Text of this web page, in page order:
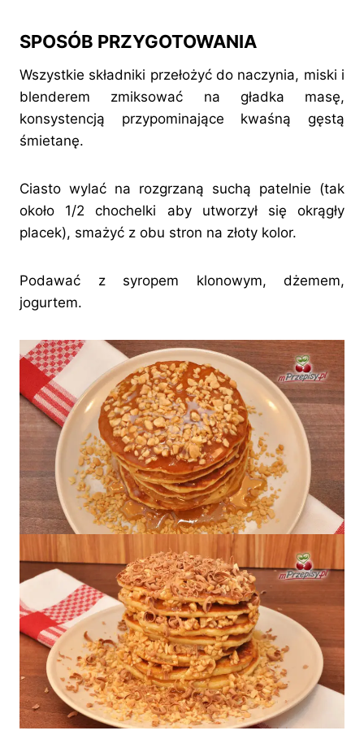
SPOSÓB PRZYGOTOWANIA
Wszystkie składniki przełożyć do naczynia, miski i
blenderem zmiksować na gładka masę,
konsystencją przypominające kwaśną gęstą
śmietanę.
Ciasto wylać na rozgrzaną suchą patelnie (tak
około 1/2 chochelki aby utworzył się okrągły
placek), smażyć z obu stron na złoty kolor.
Podawać z syropem klonowym, dżemem,
jogurtem.